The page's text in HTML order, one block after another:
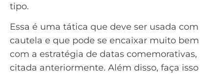
tipo.
Essa é uma tática que deve ser usada com
cautela e que pode se encaixar muito bem
com a estratégia de datas comemorativas,
citada anteriormente. Além disso, faça isso